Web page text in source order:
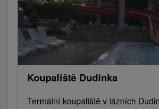
Plte, rafting, splavy
Architektonické stavby
Golfové ihriská
Motokárové dráhy
Vínne cesty
Cyklotrasy
Koupaliště Dudinka
Termální koupaliště v lázních